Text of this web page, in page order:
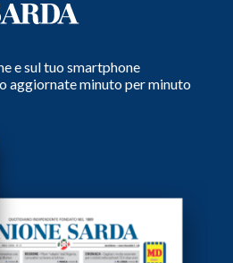
e sul tuo smartphone
aggiornate minuto per minuto